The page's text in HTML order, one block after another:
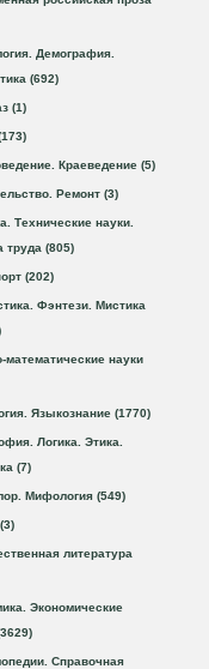
Демография.
(692)
(1)
Краеведение (5)
Ремонт (3)
Технические науки.
труда (805)
(202)
Фэнтези. Мистика
математические науки
Языкознание (1770)
Логика. Этика.
(7)
Мифология (549)
литература
Экономические
Справочная